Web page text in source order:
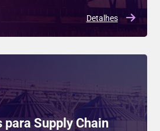
Detalhes
para Supply Chain